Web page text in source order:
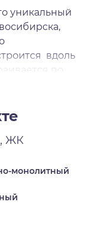
уникальный
вдоль
по
зону для
жителям
на
уже
части
ЖК
монолитный